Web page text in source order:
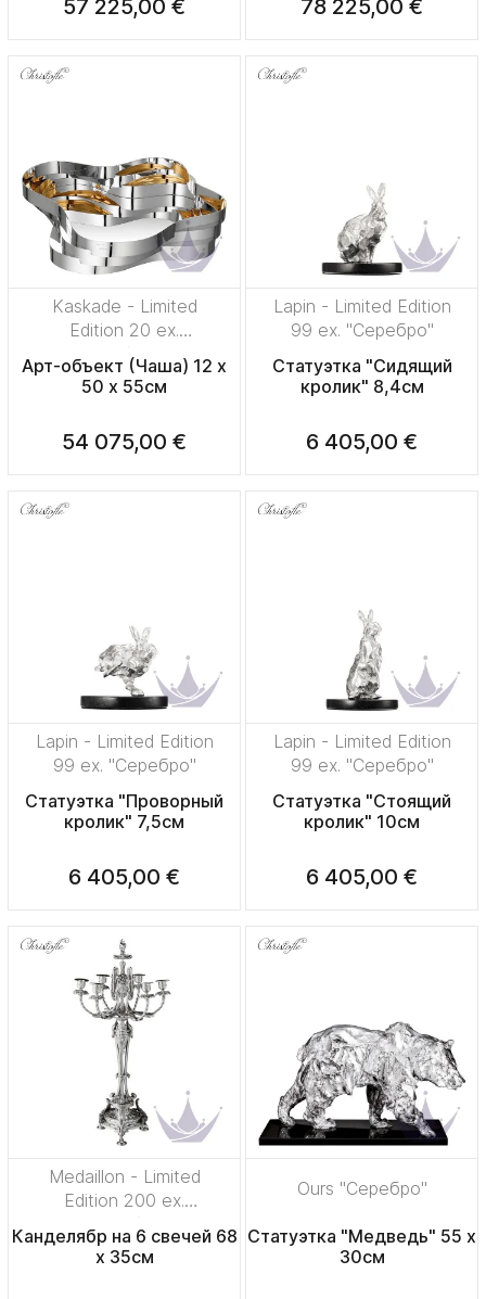
57 225,00 € 78 225,00 €
Kaskade - Limited
Edition 20 ex.
"Посеребрение +
позолота"
Арт-объект (Чаша) 12 x
50 x 55см
54 075,00 €
Lapin - Limited Edition
99 ex. "Серебро"
Статуэтка "Сидящий
кролик" 8,4см
6 405,00 €
Lapin - Limited Edition
99 ex. "Серебро"
Статуэтка "Проворный
кролик" 7,5см
6 405,00 €
Lapin - Limited Edition
99 ex. "Серебро"
Статуэтка "Стоящий
кролик" 10см
6 405,00 €
Medaillon - Limited
Edition 200 ex.
"Серебро"
Канделябр на 6 свечей 68
x 35см
Ours "Серебро"
Статуэтка "Медведь" 55 x
30см